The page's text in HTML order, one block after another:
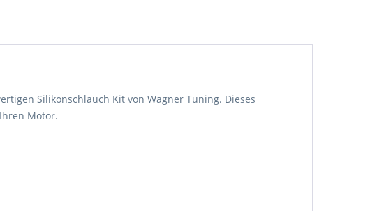
Silikonschlauch Kit von Wagner Tuning. Dieses
Motor.